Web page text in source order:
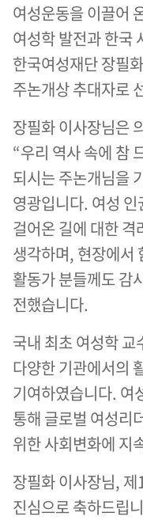
여성운동을 이끌어
여성학 발전과 한국
한국여성재단 장필
주논개상 추대자로
장필화 이사장님은
“우리 역사 속에 참
되시는 주논개님을
영광입니다. 여성
걸어온 길에 대한
생각하며, 현장에서
활동가 분들께도 감
전했습니다.
국내 최초 여성학 교
다양한 기관에서의
기여하였습니다. 여
통해 글로벌 여성리
위한 사회변화에 지
장필화 이사장님,
진심으로 축하드립